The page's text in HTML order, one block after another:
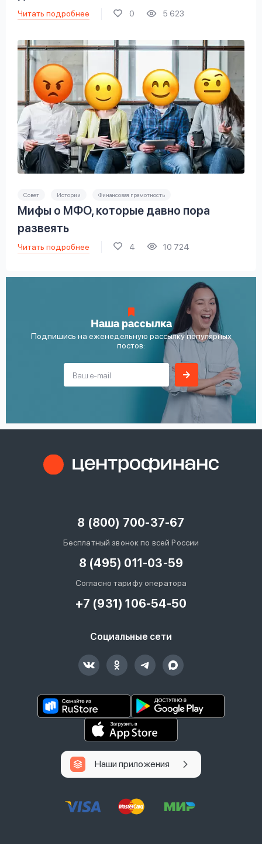
Читать подробнее 0 5 623
Совет Истории Финансовая грамотность
Мифы о МФО, которые давно пора
развеять
Читать подробнее 4 10 724
Наша рассылка
Подпишись на еженедельную рассылку популярных
постов:
8 (800) 700-37-67
Бесплатный звонок по всей России
8 (495) 011-03-59
Согласно тарифу оператора
+7 (931) 106-54-50
Социальные сети
Наши приложения